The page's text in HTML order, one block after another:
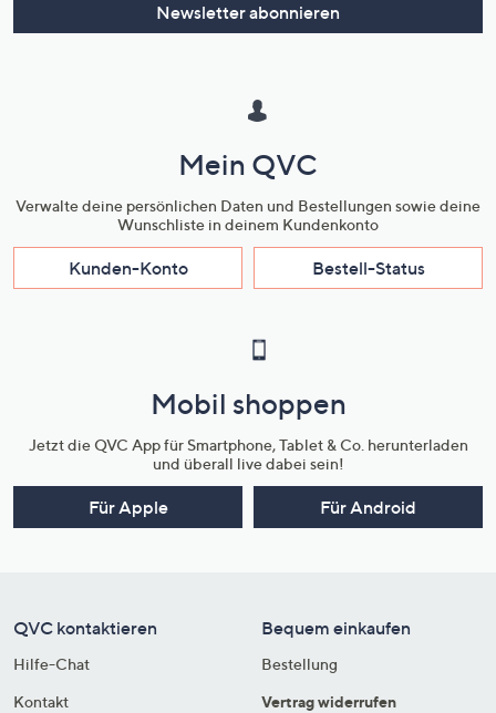
Newsletter abonnieren
Mein QVC
Verwalte deine persönlichen Daten und Bestellungen sowie deine
Wunschliste in deinem Kundenkonto
Kunden-Konto Bestell-Status
Mobil shoppen
Jetzt die QVC App für Smartphone, Tablet & Co. herunterladen
und überall live dabei sein!
Für Apple Für Android
QVC kontaktieren
Hilfe-Chat
Kontakt
Bequem einkaufen
Bestellung
Vertrag widerrufen